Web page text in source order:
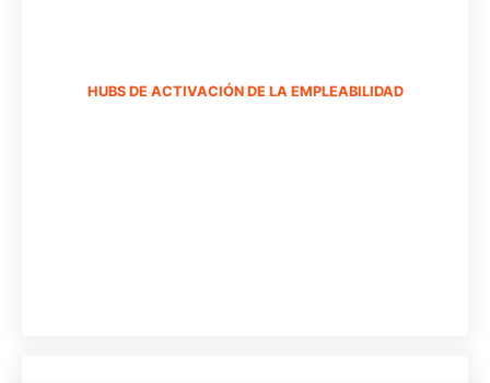
HUBS DE ACTIVACIÓN DE LA EMPLEABILIDAD